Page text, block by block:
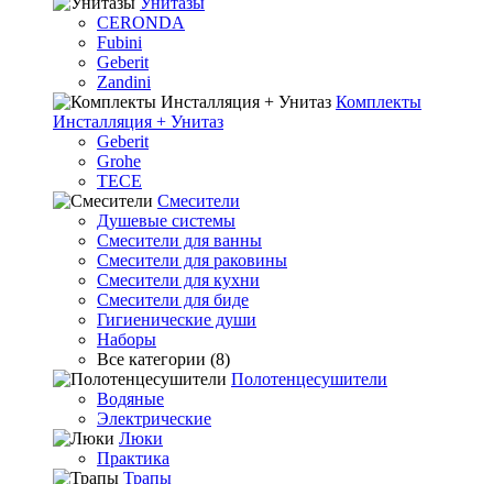
CERONDA
Fubini
Geberit
Zandini
Комплекты
Инсталляция + Унитаз
Geberit
Grohe
TECE
Смесители
Душевые системы
Смесители для ванны
Смесители для раковины
Смесители для кухни
Смесители для биде
Гигиенические души
Наборы
Все категории (8)
Полотенцесушители
Водяные
Электрические
Люки
Практика
Трапы